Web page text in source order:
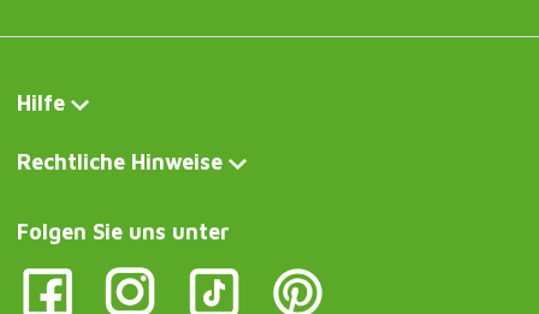
Hilfe
Rechtliche Hinweise
Folgen Sie uns unter